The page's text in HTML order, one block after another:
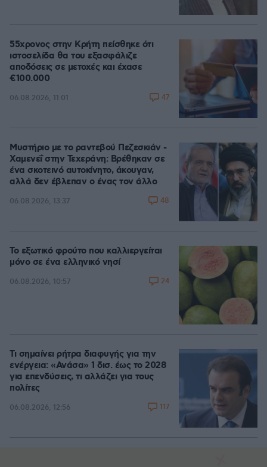
55χρονος στην Κρήτη πείσθηκε ότι
ιστοσελίδα θα του εξασφάλιζε
αποδόσεις σε μετοχές και έχασε
€100.000
06.08.2026, 11:01 47
Μυστήριο με το ραντεβού Πεζεσκιάν -
Χαμενεΐ στην Τεχεράνη: Βρέθηκαν σε
ένα σκοτεινό αυτοκίνητο, άκουγαν,
αλλά δεν έβλεπαν ο ένας τον άλλο
06.08.2026, 13:37 48
Το εξωτικό φρούτο που καλλιεργείται
μόνο σε ένα ελληνικό νησί
06.08.2026, 10:57 24
Τι σημαίνει ρήτρα διαφυγής για την
ενέργεια: «Ανάσα» 1 δισ. έως το 2028
για επενδύσεις, τι αλλάζει για τους
πολίτες
06.08.2026, 12:56 117